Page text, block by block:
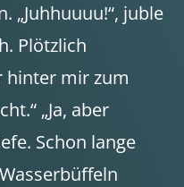
juble
Plötzlich
hinter mir zum
„Ja, aber
Schon lange